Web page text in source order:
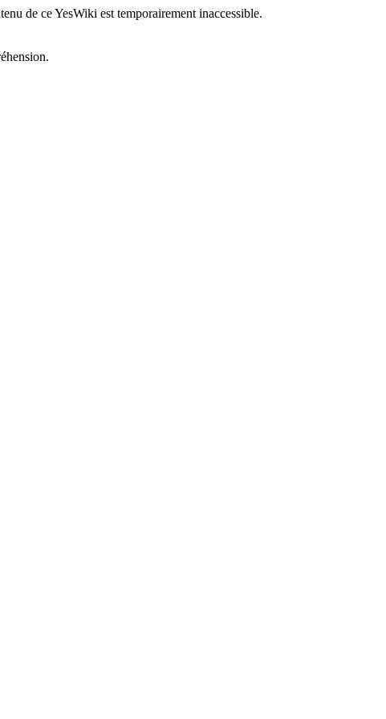
de ce YesWiki est temporairement inaccessible.